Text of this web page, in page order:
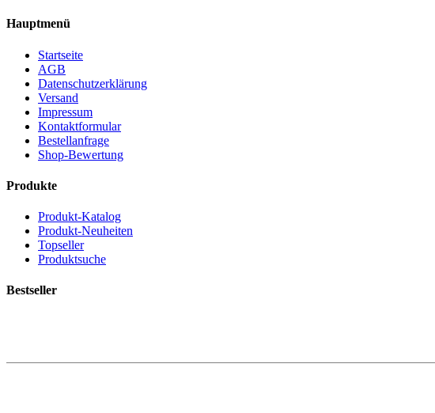
Hauptmenü
Startseite
AGB
Datenschutzerklärung
Versand
Impressum
Kontaktformular
Bestellanfrage
Shop-Bewertung
Produkte
Produkt-Katalog
Produkt-Neuheiten
Topseller
Produktsuche
Bestseller